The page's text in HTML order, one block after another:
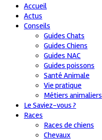
Accueil
Actus
Conseils
Guides Chats
Guides Chiens
Guides NAC
Guides poissons
Santé Animale
Vie pratique
Métiers animaliers
Le Saviez-vous ?
Races
Races de chiens
Chevaux